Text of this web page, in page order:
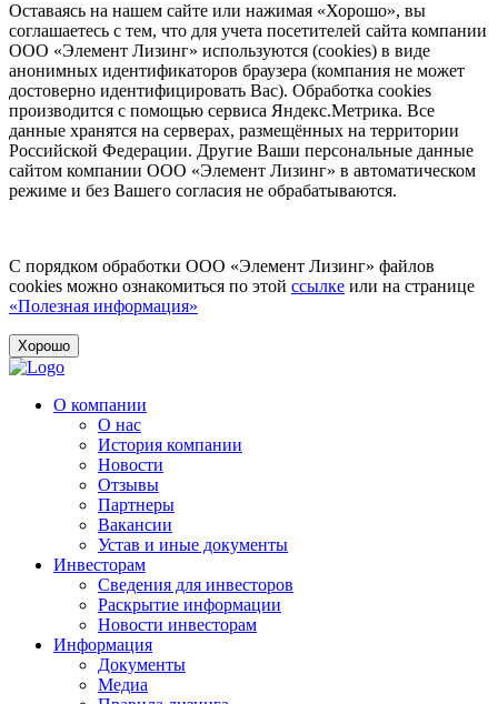
Оставаясь на нашем сайте или нажимая «Хорошо», вы
соглашаетесь с тем, что для учета посетителей сайта компании
ООО «Элемент Лизинг» используются (cookies) в виде
анонимных идентификаторов браузера (компания не может
достоверно идентифицировать Вас). Обработка cookies
производится с помощью сервиса Яндекс.Метрика. Все
данные хранятся на серверах, размещённых на территории
Российской Федерации. Другие Ваши персональные данные
сайтом компании ООО «Элемент Лизинг» в автоматическом
режиме и без Вашего согласия не обрабатываются.
С порядком обработки ООО «Элемент Лизинг» файлов
cookies можно ознакомиться по этой ссылке или на странице
«Полезная информация»
Хорошо
О компании
О нас
История компании
Новости
Отзывы
Партнеры
Вакансии
Устав и иные документы
Инвесторам
Сведения для инвесторов
Раскрытие информации
Новости инвесторам
Информация
Документы
Медиа